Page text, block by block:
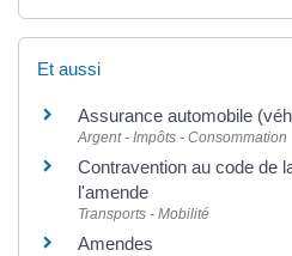
Et aussi
Assurance automobile
Argent - Impôts - Consommation
Contravention au code de
l'amende
Transports - Mobilité
Amendes